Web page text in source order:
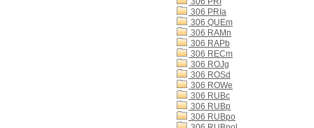
306 PRIa
306 QUEm
306 RAMn
306 RAPb
306 RECm
306 ROJg
306 ROSd
306 ROWe
306 RUBc
306 RUBp
306 RUBpo